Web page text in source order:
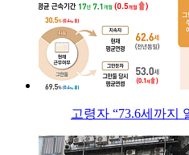
고령자 “73.6세까지